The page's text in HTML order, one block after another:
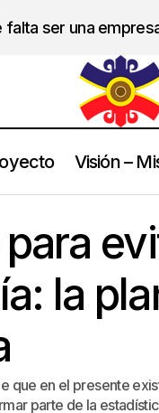
falta ser una
Visión –
El antídoto
la
que en el presente
parte de la